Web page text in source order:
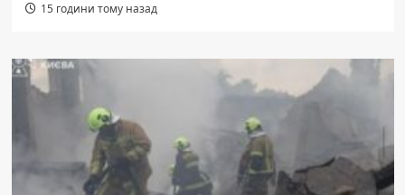
15 години тому назад